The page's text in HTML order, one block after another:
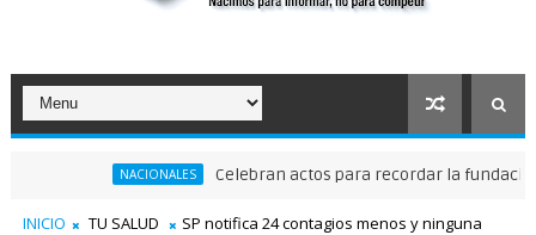
NACIONALES Celebran actos para recordar la fundación de
INICIO TU SALUD
SP notifica 24 contagios menos y ninguna